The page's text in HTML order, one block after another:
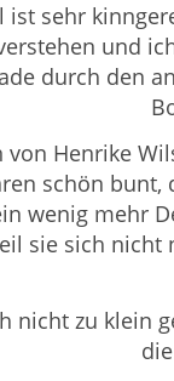
ist sehr
und
durch den
Henrike
schön
wenig mehr
sie sich
nicht zu klein